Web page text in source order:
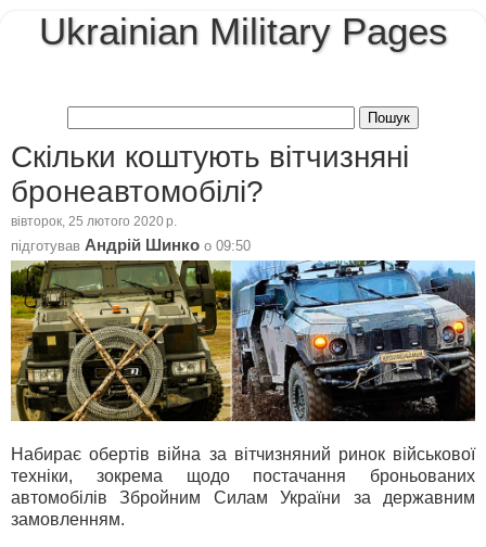
Ukrainian Military Pages
Скільки коштують вітчизняні
бронеавтомобілі?
вівторок, 25 лютого 2020 р.
підготував Андрій Шинко о 09:50
Набирає обертів війна за вітчизняний ринок військової
техніки, зокрема щодо постачання броньованих
автомобілів Збройним Силам України за державним
замовленням.